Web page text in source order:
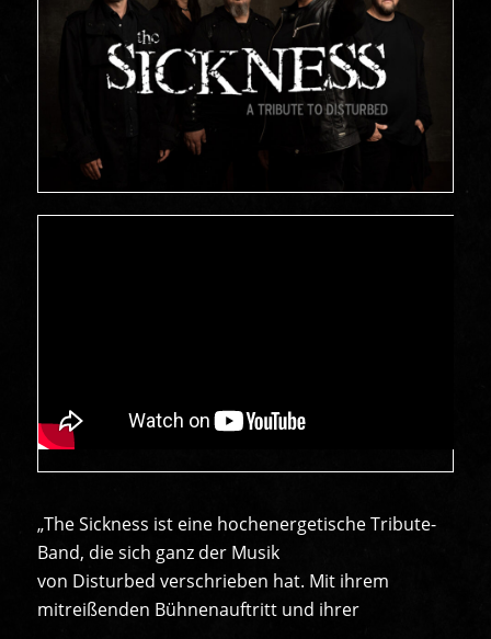
„The Sickness ist eine hochenergetische Tribute-
Band, die sich ganz der Musik
von Disturbed verschrieben hat. Mit ihrem
mitreißenden Bühnenauftritt und ihrer